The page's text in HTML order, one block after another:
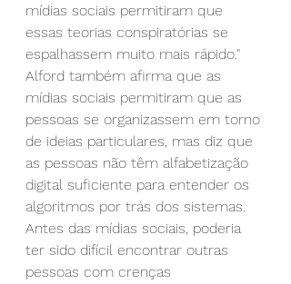
mídias sociais permitiram que
essas teorias conspiratórias se
espalhassem muito mais rápido."
Alford também afirma que as
mídias sociais permitiram que as
pessoas se organizassem em torno
de ideias particulares, mas diz que
as pessoas não têm alfabetização
digital suficiente para entender os
algoritmos por trás dos sistemas.
Antes das mídias sociais, poderia
ter sido difícil encontrar outras
pessoas com crenças